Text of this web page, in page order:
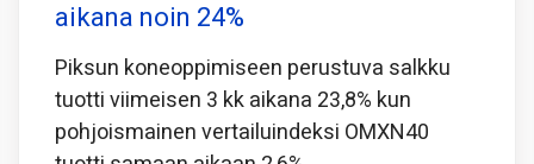
aikana noin 24%
Piksun koneoppimiseen perustuva salkku
tuotti viimeisen 3 kk aikana 23,8% kun
pohjoismainen vertailuindeksi OMXN40